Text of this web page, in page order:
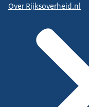
Over Rijksoverheid.nl